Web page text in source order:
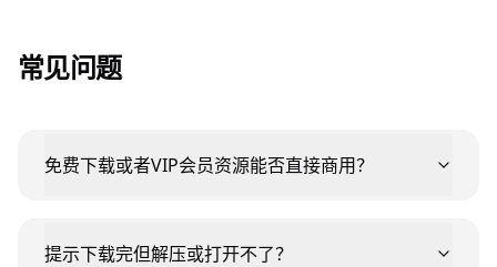
常见问题
免费下载或者VIP会员资源能否直接商用？
提示下载完但解压或打开不了？